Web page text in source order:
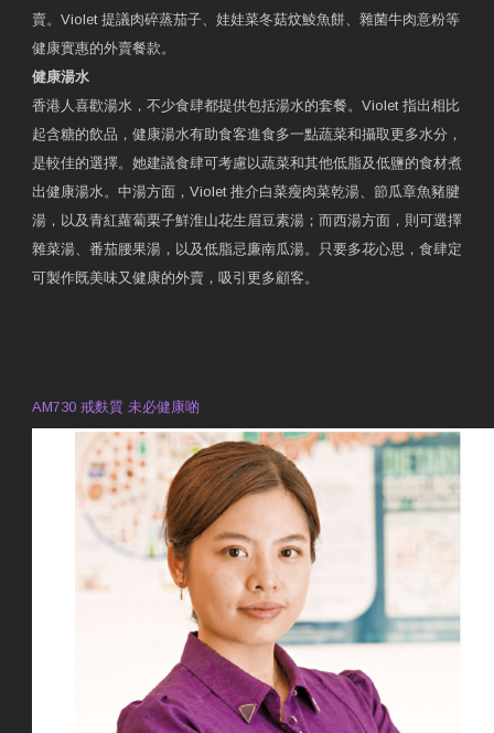
賣。Violet 提議肉碎蒸茄子、娃娃菜冬菇炆鯪魚餅、雜菌牛肉意粉等
健康實惠的外賣餐款。
健康湯水
香港人喜歡湯水，不少食肆都提供包括湯水的套餐。Violet 指出相比
起含糖的飲品，健康湯水有助食客進食多一點蔬菜和攝取更多水分，
是較佳的選擇。她建議食肆可考慮以蔬菜和其他低脂及低鹽的食材煮
出健康湯水。中湯方面，Violet 推介白菜瘦肉菜乾湯、節瓜章魚豬腱
湯，以及青紅蘿蔔栗子鮮淮山花生眉豆素湯；而西湯方面，則可選擇
雜菜湯、番茄腰果湯，以及低脂忌廉南瓜湯。只要多花心思，食肆定
可製作既美味又健康的外賣，吸引更多顧客。
AM730 戒麩質 未必健康啲